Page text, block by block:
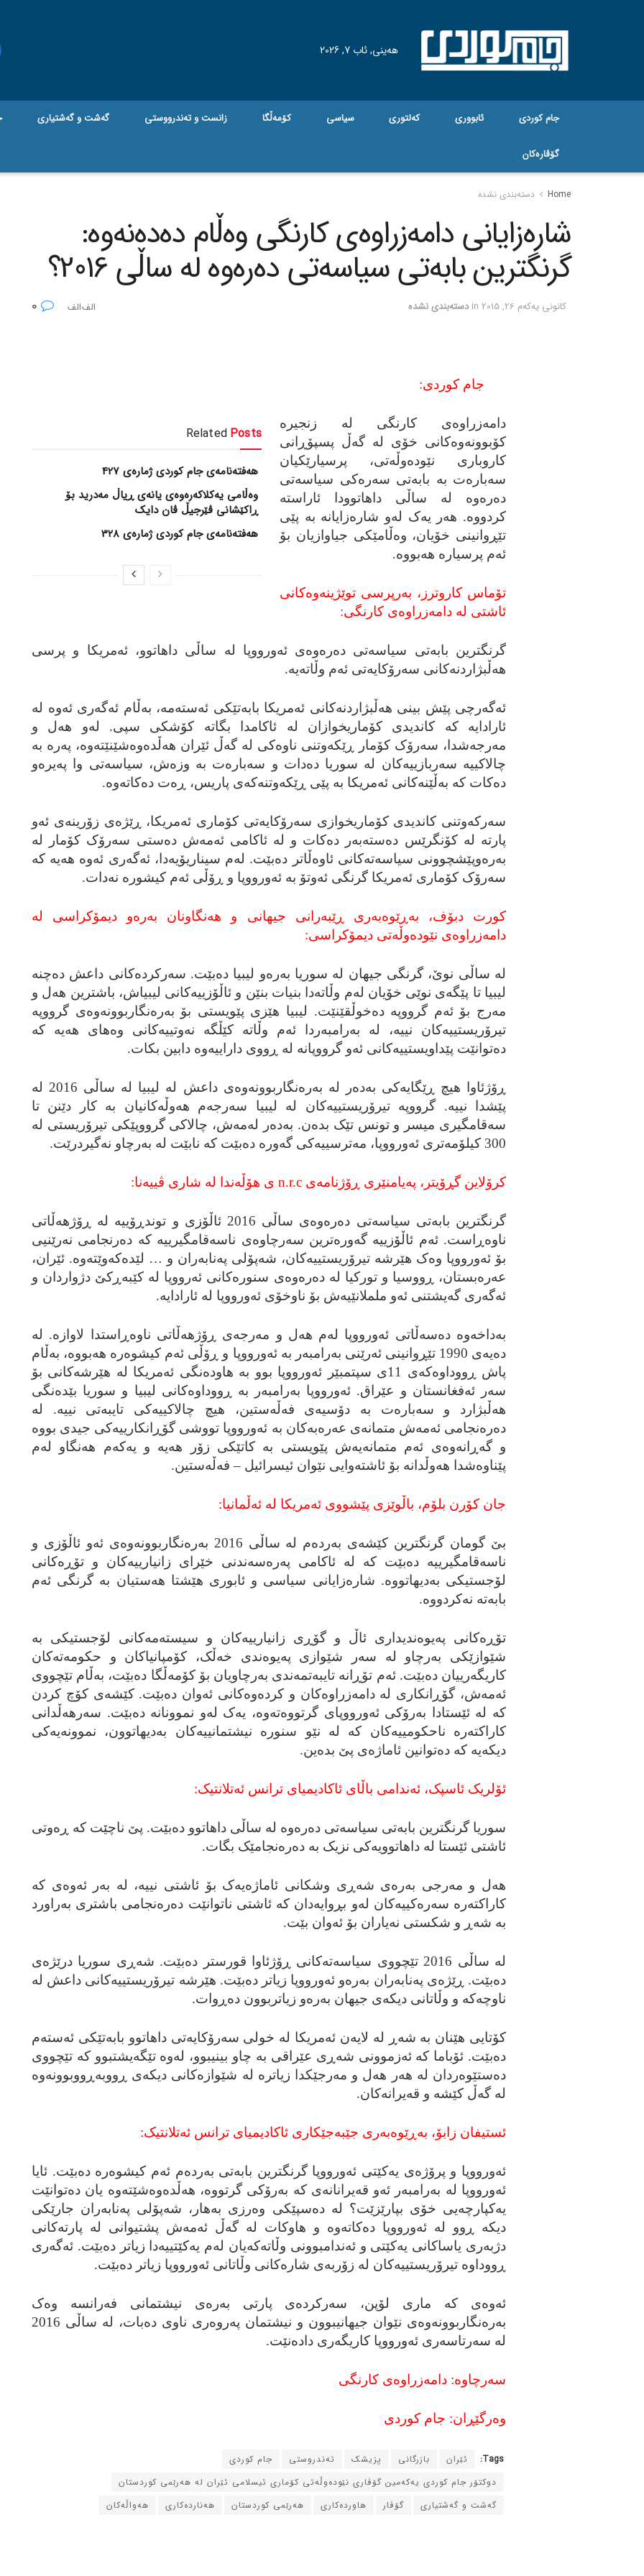
هه‌ینی, ئاب 7, 2026
جام کوردی ئابووری کەلتوری سیاسی کۆمەڵگا زانست و تەندرووستی گه‌شت و گه‌شتیاری
گۆڤاره‌کان
Home دسته‌بندی نشده
شاره‌زایانی دامه‌زراوه‌ی کارنگی وه‌ڵام ده‌ده‌نه‌وه‌:
گرنگترین بابه‌تی سیاسه‌تی ده‌ره‌وه‌ له‌ ساڵی 2016؟
كانونی یه‌كه‌م 26, 2015 in دسته‌بندی نشده
جام کوردی:
Related Posts
هەفتەنامەی جام کوردی ژمارەی 427
وەڵامی یەکلاکەرەوەی یانەی ڕیاڵ مەدرید بۆ
ڕاکێشانی ڤێرجیڵ ڤان دایک
هەفتەنامەی جام کوردی ژمارەی 328
دامه‌زراوه‌ی کارنگی له‌ زنجیره‌
کۆبوونه‌وه‌کانی خۆی له‌ گه‌ڵ پسپۆڕانی
کاروباری نێوده‌وڵه‌تی، پرسیارێکیان
سه‌باره‌ت به‌ بابه‌تی سه‌ره‌کی سیاسه‌تی
ده‌ره‌وه‌ له‌ ساڵی داهاتوودا ئاراسته‌
کردووه‌. هه‌ر یه‌ک له‌و شاره‌زایانه‌ به‌ پێی
تێڕوانینی خۆیان، وه‌ڵامێکی جیاوازیان بۆ
ئه‌م پرسیاره‌ هه‌بووه‌.
تۆماس کاروترز، به‌رپرسی توێژینه‌وه‌کانی
ئاشتی له‌ دامه‌زراوه‌ی کارنگی:
گرنگترین بابه‌تی سیاسه‌تی ده‌ره‌وه‌ی ئه‌ورووپا له‌ ساڵی داهاتوو، ئه‌مریکا و پرسی
هه‌ڵبژاردنه‌کانی سه‌رۆکایه‌تی ئه‌م وڵاته‌یه‌.
ئه‌گه‌رچی پێش بینی هه‌ڵبژاردنه‌کانی ئه‌مریکا بابه‌تێکی ئه‌سته‌مه‌، به‌ڵام ئه‌گه‌ری ئه‌وه‌ له‌
ئارادایه‌ که‌ کاندیدی کۆماریخوازان له‌ ئاکامدا بگاته‌ کۆشکی سپی. له‌و هه‌ل و
مه‌رجه‌شدا، سه‌رۆک کۆمار ڕێکه‌وتنی ناوه‌کی له‌ گه‌ڵ ئێران هه‌ڵده‌وه‌شێنێته‌وه‌، په‌ره‌ به‌
چالاکییه‌ سه‌ربازییه‌کان له‌ سوریا ده‌دات و سه‌باره‌ت به‌ وزه‌ش، سیاسه‌تی وا په‌یره‌و
ده‌کات که‌ به‌ڵێنه‌کانی ئه‌مریکا به‌ پێی ڕێکه‌وتنه‌که‌ی پاریس، ڕه‌ت ده‌کاته‌وه‌.
سه‌رکه‌وتنی کاندیدی کۆماریخوازی سه‌رۆکایه‌تی کۆماری ئه‌مریکا، ڕێژه‌ی زۆرینه‌ی ئه‌و
پارته‌ له‌ کۆنگرێس ده‌سته‌به‌ر ده‌کات و له‌ ئاکامی ئه‌مه‌ش ده‌ستی سه‌رۆک کۆمار له‌
به‌ره‌وپێشچوونی سیاسه‌ته‌کانی ئاوه‌ڵاتر ده‌بێت. له‌م سیناریۆیه‌دا، ئه‌گه‌ری ئه‌وه‌ هه‌یه‌ که‌
سه‌رۆک کۆماری ئه‌مریکا گرنگی ئه‌وتۆ به‌ ئه‌ورووپا و ڕۆڵی ئه‌م کیشوره‌ نه‌دات.
کورت دبۆف، به‌ڕێوه‌به‌ری ڕێبه‌رانی جیهانی و هه‌نگاونان به‌ره‌و دیمۆکراسی له‌
دامه‌زراوه‌ی نێوده‌وڵه‌تی دیمۆکراسی:
له‌ ساڵی نوێ، گرنگی جیهان له‌ سوریا به‌ره‌و لیبیا ده‌بێت. سه‌رکرده‌کانی داعش ده‌چنه‌
لیبیا تا پێگه‌ی نوێی خۆیان له‌م وڵاته‌دا بنیات بنێن و ئاڵۆزییه‌کانی لیبیاش، باشترین هه‌ل و
مه‌رج بۆ ئه‌م گرووپه‌ ده‌خوڵقێنێت. لیبیا هێزی پێویستی بۆ به‌ره‌نگاربوونه‌وه‌ی گرووپه‌
تیرۆریستییه‌کان نییه‌، له‌ به‌رامبه‌ردا ئه‌م وڵاته‌ کێڵگه‌ نه‌وتییه‌کانی وه‌های هه‌یه‌ که‌
ده‌توانێت پێداویستییه‌کانی ئه‌و گرووپانه‌ له‌ ڕووی داراییه‌وه‌ دابین بکات.
ڕۆژئاوا هیچ ڕێگایه‌کی به‌ده‌ر له‌ به‌ره‌نگاربوونه‌وه‌ی داعش له‌ لیبیا له‌ ساڵی 2016 له‌
پێشدا نییه‌. گرووپه‌ تیرۆریستییه‌کان له‌ لیبیا سه‌رجه‌م هه‌وڵه‌کانیان به‌ کار دێنن تا
سه‌قامگیری میسر و تونس تێک بده‌ن. به‌ده‌ر له‌مه‌ش، چالاکی گرووپێکی تیرۆریستی له‌
300 کیلۆمه‌تری ئه‌ورووپا، مه‌ترسییه‌کی گه‌وره‌ ده‌بێت که‌ نابێت له‌ به‌رچاو نه‌گیردرێت.
کرۆلاین گڕۆیتر، په‌یامنێری ڕۆژنامه‌ی n.r.c ی هۆڵه‌ندا له‌ شاری ڤییه‌نا:
گرنگترین بابه‌تی سیاسه‌تی ده‌ره‌وه‌ی ساڵی 2016 ئاڵۆزی و توندڕۆییه‌ له‌ ڕۆژهه‌ڵاتی
ناوه‌ڕاست. ئه‌م ئاڵۆزییه‌ گه‌وره‌ترین سه‌رچاوه‌ی ناسه‌قامگیرییه‌ که‌ ده‌رنجامی نه‌رێنیی
بۆ ئه‌ورووپا وه‌ک هێرشه‌ تیرۆریستییه‌کان، شه‌پۆلی په‌نابه‌ران و … لێده‌که‌وێته‌وه‌. ئێران،
عه‌ره‌بستان، ڕووسیا و تورکیا له‌ ده‌ره‌وه‌ی سنوره‌کانی ئه‌رووپا له‌ کێبه‌ڕکێ دژواردان و
ئه‌گه‌ری گه‌یشتنی ئه‌و ململانێیه‌ش بۆ ناوخۆی ئه‌ورووپا له‌ ئارادایه‌.
به‌داخه‌وه‌ ده‌سه‌ڵاتی ئه‌ورووپا له‌م هه‌ل و مه‌رجه‌ی ڕۆژهه‌ڵاتی ناوه‌ڕاستدا لاوازه‌. له‌
ده‌یه‌ی 1990 تێڕوانینی ئه‌رێنی به‌رامبه‌ر به‌ ئه‌ورووپا و ڕۆڵی ئه‌م کیشوه‌ره‌ هه‌بووه‌، به‌ڵام
پاش ڕووداوه‌که‌ی 11ی سپتمبێر ئه‌ورووپا بوو به‌ هاوده‌نگی ئه‌مریکا له‌ هێرشه‌کانی بۆ
سه‌ر ئه‌فغانستان و عێراق. ئه‌ورووپا به‌رامبه‌ر به‌ ڕووداوه‌کانی لیبیا و سوریا بێده‌نگی
هه‌ڵبژارد و سه‌باره‌ت به‌ دۆسیه‌ی فه‌ڵه‌ستین، هیچ چالاکییه‌کی تایبه‌تی نییه‌. له‌
ده‌ره‌نجامی ئه‌مه‌ش متمانه‌ی عه‌ره‌به‌کان به‌ ئه‌ورووپا تووشی گۆڕانکارییه‌کی جیدی بووه‌
و گه‌ڕانه‌وه‌ی ئه‌م متمانه‌یه‌ش پێویستی به‌ کاتێکی زۆر هه‌یه‌ و یه‌که‌م هه‌نگاو له‌م
پێناوه‌شدا هه‌وڵدانه‌ بۆ ئاشته‌وایی نێوان ئیسرائیل – فه‌ڵه‌ستین.
جان کۆرن بلۆم، باڵوێزی پێشووی ئه‌مریکا له‌ ئه‌ڵمانیا:
بێ گومان گرنگترین کێشه‌ی به‌رده‌م له‌ ساڵی 2016 به‌ره‌نگاربوونه‌وه‌ی ئه‌و ئاڵۆزی و
ناسه‌قامگیرییه‌ ده‌بێت که‌ له‌ ئاکامی په‌ره‌سه‌ندنی خێرای زانیارییه‌کان و تۆڕه‌کانی
لۆجستیکی به‌دیهاتووه‌. شاره‌زایانی سیاسی و ئابوری هێشتا هه‌ستیان به‌ گرنگی ئه‌م
بابه‌ته‌ نه‌کردووه‌.
تۆڕه‌کانی په‌یوه‌ندیداری ئاڵ و گۆڕی زانیارییه‌کان و سیسته‌مه‌کانی لۆجستیکی به‌
شێوازێکی به‌رچاو له‌ سه‌ر شێوازی په‌یوه‌ندی خه‌ڵک، کۆمپانیاکان و حکومه‌ته‌کان
کاریگه‌رییان ده‌بێت. ئه‌م تۆڕانه‌ تایبه‌تمه‌ندی به‌رچاویان بۆ کۆمه‌ڵگا ده‌بێت، به‌ڵام تێچووی
ئه‌مه‌ش، گۆڕانکاری له‌ دامه‌زراوه‌کان و کرده‌وه‌کانی ئه‌وان ده‌بێت. کێشه‌ی کۆچ کردن
که‌ له‌ ئێستادا به‌رۆکی ئه‌ورووپای گرتووه‌ته‌وه‌، یه‌ک له‌و نموونانه‌ ده‌بێت. سه‌رهه‌ڵدانی
کاراکته‌ره‌ ناحکومییه‌کان که‌ له‌ نێو سنوره‌ نیشتمانییه‌کان به‌دیهاتوون، نموونه‌یه‌کی
دیکه‌یه‌ که‌ ده‌توانین ئاماژه‌ی پێ بده‌ین.
ئۆلریک ئاسپک، ئه‌ندامی باڵای ئاکادیمیای ترانس ئه‌تلانتیک:
سوریا گرنگترین بابه‌تی سیاسه‌تی ده‌ره‌وه‌ له‌ ساڵی داهاتوو ده‌بێت. پێ ناچێت که‌ ڕه‌وتی
ئاشتی ئێستا له‌ داهاتوویه‌کی نزیک به‌ ده‌ره‌نجامێک بگات.
هه‌ل و مه‌رجی به‌ره‌ی شه‌ڕی وشکانی ئاماژه‌یه‌ک بۆ ئاشتی نییه‌، له‌ به‌ر ئه‌وه‌ی که‌
کاراکته‌ره‌ سه‌ره‌کییه‌کان له‌و بڕوایه‌دان که‌ ئاشتی ناتوانێت ده‌ره‌نجامی باشتری به‌راورد
به‌ شه‌ڕ و شکستی نه‌یاران بۆ ئه‌وان بێت.
له‌ ساڵی 2016 تێچووی سیاسه‌ته‌کانی ڕۆژئاوا قورستر ده‌بێت. شه‌ڕی سوریا درێژه‌ی
ده‌بێت. ڕێژه‌ی په‌نابه‌ران به‌ره‌و ئه‌ورووپا زیاتر ده‌بێت. هێرشه‌ تیرۆریستییه‌کانی داعش له‌
ناوچه‌که‌ و وڵاتانی دیکه‌ی جیهان به‌ره‌و زیاتربوون ده‌ڕوات.
کۆتایی هێنان به‌ شه‌ڕ له‌ لایه‌ن ئه‌مریکا له‌ خولی سه‌رۆکایه‌تی داهاتوو بابه‌تێکی ئه‌سته‌م
ده‌بێت. ئۆباما که‌ ئه‌زموونی شه‌ڕی عێراقی به‌ چاو بینیبوو، له‌وه‌ تێگه‌یشتبوو که‌ تێچووی
ده‌ستێوه‌ردان له‌ هه‌ر هه‌ل و مه‌رجێکدا زیاتره‌ له‌ شێوازه‌کانی دیکه‌ی ڕووبه‌ڕووبوونه‌وه‌
له‌ گه‌ڵ کێشه‌ و قه‌یرانه‌کان.
ئستیفان زابۆ، به‌ڕێوه‌به‌ری جێبه‌جێکاری ئاکادیمیای ترانس ئه‌تلانتیک:
ئه‌ورووپا و پرۆژه‌ی یه‌کێتی ئه‌ورووپا گرنگترین بابه‌تی به‌رده‌م ئه‌م کیشوه‌ره‌ ده‌بێت. ئایا
ئه‌ورووپا له‌ به‌رامبه‌ر ئه‌و قه‌یرانانه‌ی که‌ به‌رۆکی گرتووه‌، هه‌ڵده‌وه‌شێته‌وه‌ یان ده‌توانێت
یه‌کپارچه‌یی خۆی بپارێزێت؟ له‌ ده‌سپێکی وه‌رزی به‌هار، شه‌پۆلی په‌نابه‌ران جارێکی
دیکه‌ ڕوو له‌ ئه‌ورووپا ده‌کاته‌وه‌ و هاوکات له‌ گه‌ڵ ئه‌مه‌ش پشتیوانی له‌ پارته‌کانی
دژبه‌ری یاساکانی یه‌کێتی و ئه‌ندامبوونی وڵاته‌که‌یان له‌م یه‌کێتییه‌دا زیاتر ده‌بێت. ئه‌گه‌ری
ڕووداوه‌ تیرۆریستییه‌کان له‌ زۆربه‌ی شاره‌کانی وڵاتانی ئه‌ورووپا زیاتر ده‌بێت.
ئه‌وه‌ی که‌ ماری لۆپن، سه‌رکرده‌ی پارتی به‌ره‌ی نیشتمانی فه‌رانسه‌ وه‌ک
به‌ره‌نگاربوونه‌وه‌ی نێوان جیهانیبوون و نیشتمان په‌روه‌ری ناوی ده‌بات، له‌ ساڵی 2016
له‌ سه‌رتاسه‌ری ئه‌ورووپا کاریگه‌ری داده‌نێت.
سه‌رچاوه‌: دامه‌زراوه‌ی کارنگی
وه‌رگێڕان: جام کوردی
Tags: ئێران بازرگانی پزیشک ته‌ندروستی
جام کوردی
دوکتۆر جام کوردی یه‌که‌مین گۆڤاری نێوده‌وڵه‌تی کۆماری ئیسلامی ئێران له‌ هه‌رێمی کوردستان
گه‌شت و گه‌شتیاری
گۆڤار هاورده‌کاری هه‌رێمی کوردستان هه‌نارده‌کاری هه‌واڵه‌کان